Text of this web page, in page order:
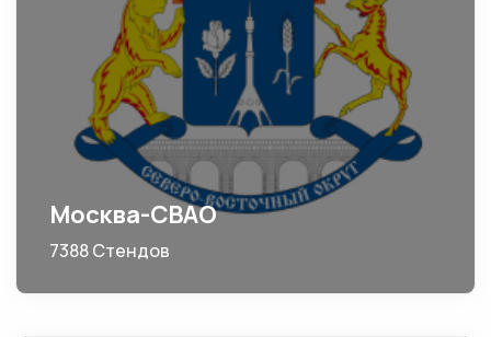
Москва-СВАО
7388 Стендов